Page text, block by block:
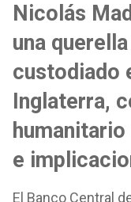
Nicolás
una
custodiado
Inglaterra,
e
El Banco Central